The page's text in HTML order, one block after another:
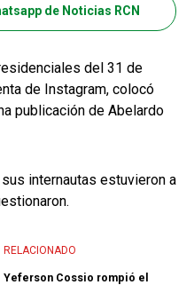
de Noticias RCN
del 31 de
de Instagram, colocó
publicación de Abelardo
internautas estuvieron a
RELACIONADO
Yeferson Cossio rompió el